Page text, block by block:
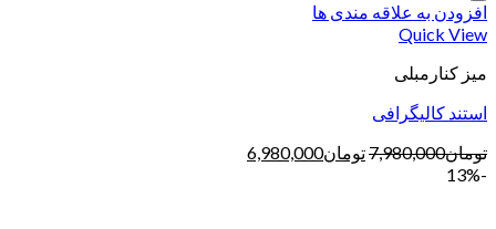
افزودن به علاقه مندی ها
Quick View
میز کنارمبلی
استند کالیگرافی
تومان7,980,000تومان6,980,000
-13%